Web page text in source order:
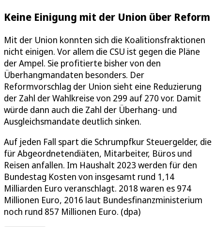
Keine Einigung mit der Union über Reform
Mit der Union konnten sich die Koalitionsfraktionen
nicht einigen. Vor allem die CSU ist gegen die Pläne
der Ampel. Sie profitierte bisher von den
Überhangmandaten besonders. Der
Reformvorschlag der Union sieht eine Reduzierung
der Zahl der Wahlkreise von 299 auf 270 vor. Damit
würde dann auch die Zahl der Überhang- und
Ausgleichsmandate deutlich sinken.
Auf jeden Fall spart die Schrumpfkur Steuergelder, die
für Abgeordnetendiäten, Mitarbeiter, Büros und
Reisen anfallen. Im Haushalt 2023 werden für den
Bundestag Kosten von insgesamt rund 1,14
Milliarden Euro veranschlagt. 2018 waren es 974
Millionen Euro, 2016 laut Bundesfinanzministerium
noch rund 857 Millionen Euro. (dpa)